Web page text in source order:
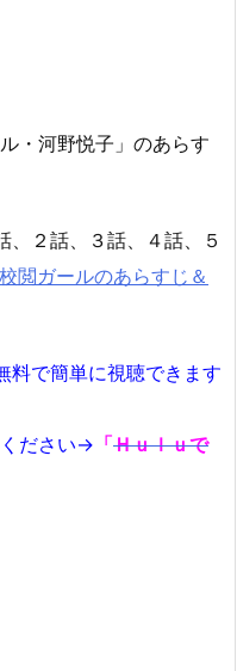
・河野悦子」のあらす
、２話、３話、４話、５
校閲ガールのあらすじ＆
料で簡単に視聴できます
ださい→ 「Ｈｕｌｕで